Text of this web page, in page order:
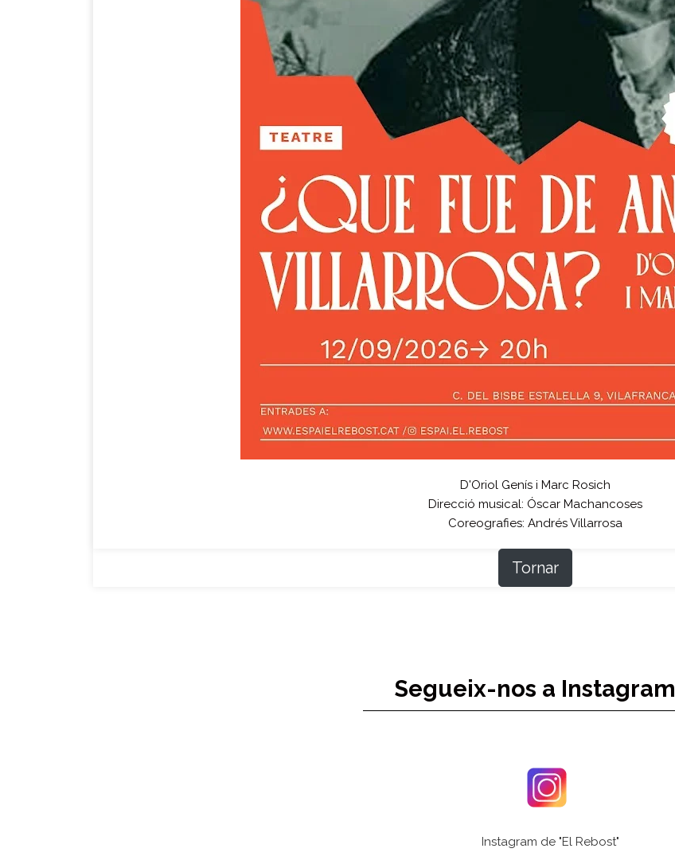
D'Oriol Genís i Marc Rosich
Direcció musical: Óscar Machancoses
Coreografies: Andrés Villarrosa
Tornar
Segueix-nos a Instagram
Instagram de "El Rebost"